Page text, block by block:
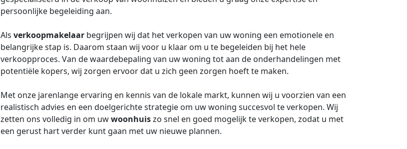
persoonlijke begeleiding aan.
Als verkoopmakelaar begrijpen wij dat het verkopen van uw woning een emotionele en
belangrijke stap is. Daarom staan wij voor u klaar om u te begeleiden bij het hele
verkoopproces. Van de waardebepaling van uw woning tot aan de onderhandelingen met
potentiële kopers, wij zorgen ervoor dat u zich geen zorgen hoeft te maken.
Met onze jarenlange ervaring en kennis van de lokale markt, kunnen wij u voorzien van een
realistisch advies en een doelgerichte strategie om uw woning succesvol te verkopen. Wij
zetten ons volledig in om uwwoonhuiszo snel en goed mogelijk te verkopen, zodat u met
een gerust hart verder kunt gaan met uw nieuwe plannen.